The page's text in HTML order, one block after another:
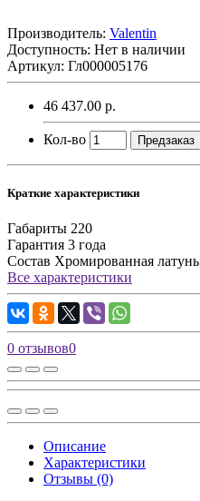
Производитель: Valentin
Доступность: Нет в наличии
Артикул: Гл000005176
46 437.00 р.
Кол-во Предзаказ
Краткие характеристики
Габариты 220
Гарантия 3 года
Состав Хромированная латунь
Все характеристики
0 отзывов0
Описание
Характеристики
Отзывы (0)